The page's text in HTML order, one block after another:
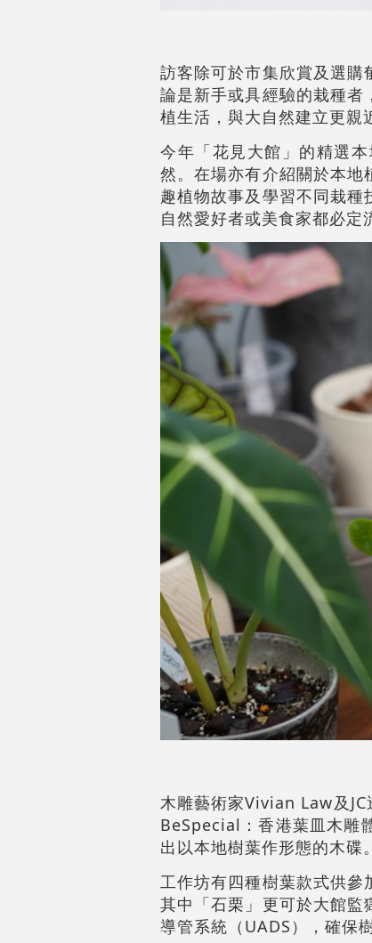
訪客除可於市集欣賞及選
論是新手或具經驗的栽種
植生活，與大自然建立更親
今年「花見大館」的精選
然。在場亦有介紹關於本
趣植物故事及學習不同栽
自然愛好者或美食家都必定
木雕藝術家Vivian Law及
BeSpecial：香港葉皿木雕
出以本地樹葉作形態的木碟。
工作坊有四種樹葉款式供參
其中「石栗」更可於大館
導管系統（UADS），確保